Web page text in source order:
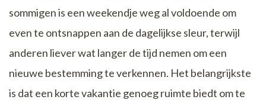
sommigen is een weekendje weg al voldoende om
even te ontsnappen aan de dagelijkse sleur, terwijl
anderen liever wat langer de tijd nemen om een
nieuwe bestemming te verkennen. Het belangrijkste
is dat een korte vakantie genoeg ruimte biedt om te